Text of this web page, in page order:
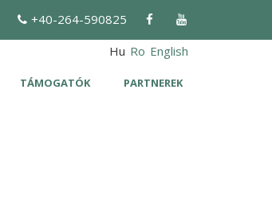
+40-264-590825
Hu Ro English
TÁMOGATÓK PARTNEREK